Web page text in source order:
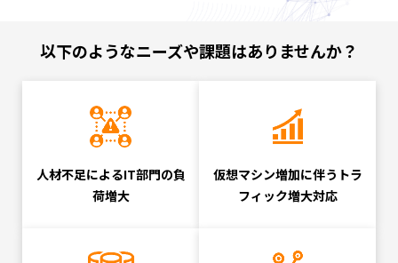
以下のようなニーズや課題はありませんか？
人材不足によるIT部門の負
荷増大
仮想マシン増加に伴う トラ
フィック増大対応